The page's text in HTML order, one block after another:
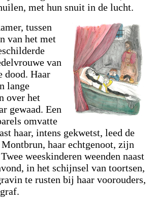
met hun snuit in de lucht.
tussen
van het met
van
dood. Haar
lange
over het
gewaad. Een
omvatte
haar, intens gekwetst, leed de
haar echtgenoot, zijn
weeskinderen weenden naast
in het schijnsel van toortsen,
te rusten bij haar voorouders,